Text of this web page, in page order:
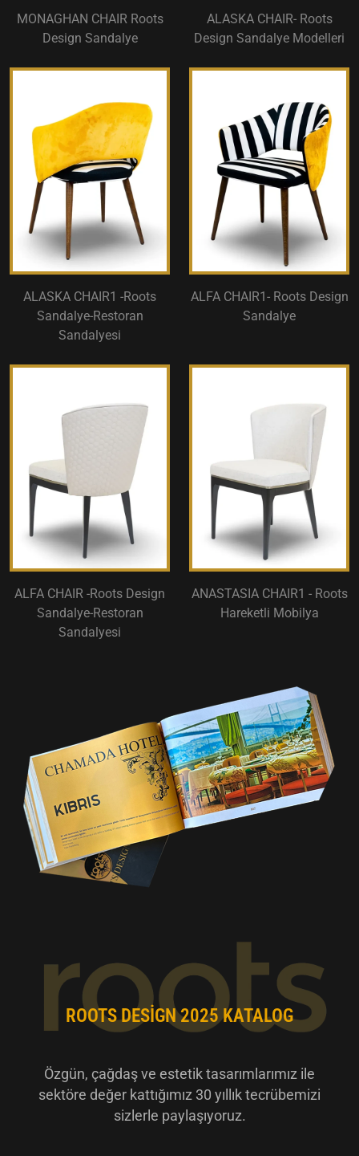
MONAGHAN CHAIR Roots
Design Sandalye
ALASKA CHAIR- Roots
Design Sandalye Modelleri
ALASKA CHAIR1 -Roots
Sandalye-Restoran
Sandalyesi
ALFA CHAIR1- Roots Design
Sandalye
ALFA CHAIR -Roots Design
Sandalye-Restoran
Sandalyesi
ANASTASIA CHAIR1 - Roots
Hareketli Mobilya
ROOTS DESIGN 2025 KATALOG
Özgün, çağdaş ve estetik tasarımlarımız ile
sektöre değer kattığımız 30 yıllık tecrübemizi
sizlerle paylaşıyoruz.